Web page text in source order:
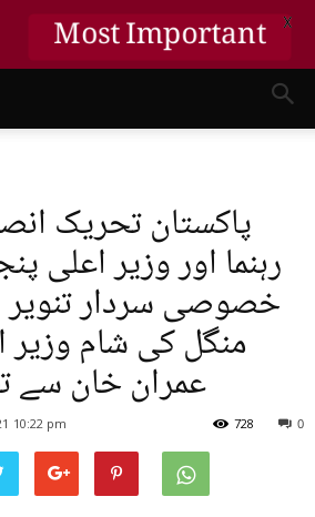
پاکستان تحریک
رہنما اور وزیر اعلی
خصوصی سردار تنویر
منگل کی شام وزیر
عمران خان سے
10:22 pm 0
728
Most Important X